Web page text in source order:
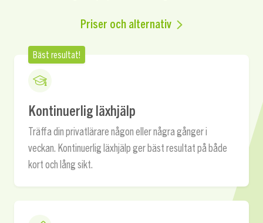
Priser och alternativ
Bäst resultat!
Kontinuerlig läxhjälp
Träffa din privatlärare någon eller några gånger i
veckan. Kontinuerlig läxhjälp ger bäst resultat på både
kort och lång sikt.